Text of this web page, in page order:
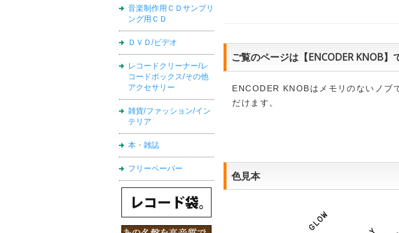
音楽制作用ＣＤサンプリ
ング用ＣＤ
ＤＶＤ/ビデオ
レコードクリーナー/レ
コードボックス/その他
アクセサリー
雑貨/ファッション/イン
テリア
本・雑誌
フリーペーパー
ご覧のページは【ENCODER KNOB】
ENCODER KNOBはメモリのないノブ
だけます。
色見本